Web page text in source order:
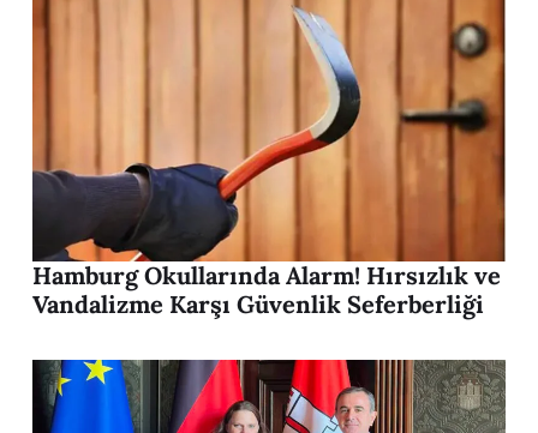
Hamburg Okullarında Alarm! Hırsızlık ve
Vandalizme Karşı Güvenlik Seferberliği